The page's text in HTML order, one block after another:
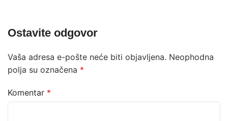
Ostavite odgovor
Vaša adresa e-pošte neće biti objavljena. Neophodna
polja su označena *
Komentar *